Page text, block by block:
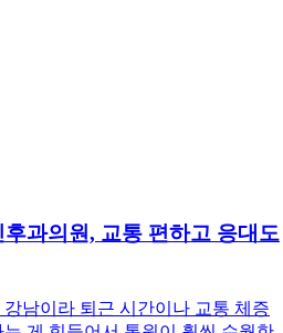
과의원, 교통 편하고 응대도
남이라 퇴근 시간이나 교통 체증